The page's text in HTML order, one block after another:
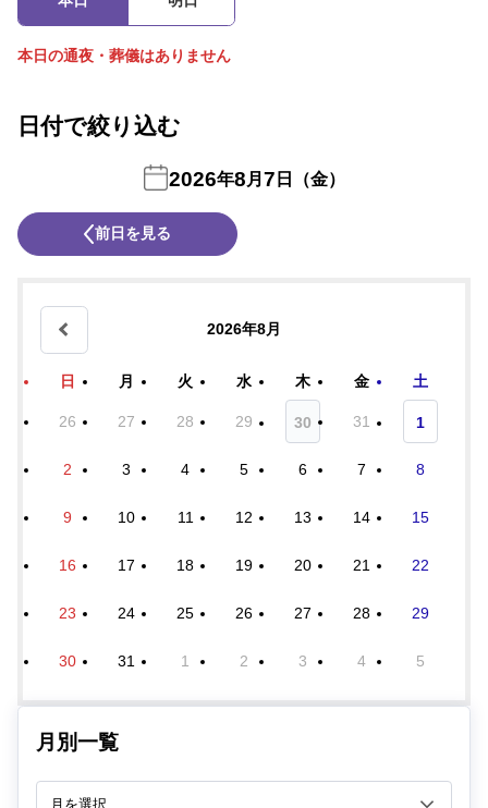
本日の通夜・葬儀はありません
日付で絞り込む
前日を見る
2026年8 月 7 日（金）
2026年8月
日 月 火 水 木 金 土
26 27 28 29 30 31 1
2 3 4 5 6 7 8
9 10 11 12 13 14 15
16 17 18 19 20 21 22
23 24 25 26 27 28 29
30 31 1 2 3 4 5
月別一覧